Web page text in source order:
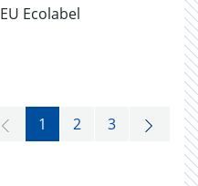
EU Ecolabel
1 2 3